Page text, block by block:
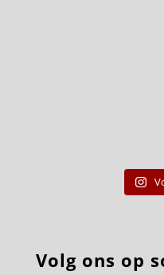
Volg ons op